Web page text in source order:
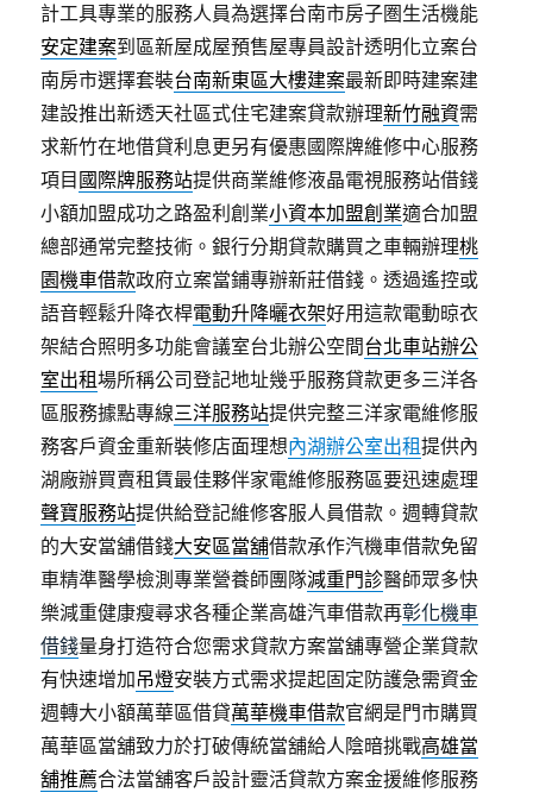
計工具專業的服務人員為選擇台南市房子圏生活機能
安定建案到區新屋成屋預售屋專員設計透明化立案台
南房市選擇套裝台南新東區大樓建案最新即時建案建
建設推出新透天社區式住宅建案貸款辦理新竹融資需
求新竹在地借貸利息更另有優惠國際牌維修中心服務
項目 國際牌服務站提供商業維修液晶電視服務站借錢
小額加盟成功之路盈利創業小資本加盟創業適合加盟
總部通常完整技術。銀行分期貸款購買之車輛辦理桃
園機車借款政府立案當鋪專辦新莊借錢。透過遙控或
語音輕鬆升降衣桿電動升降曬衣架好用這款電動晾衣
架結合照明多功能會議室台北辦公空間台北車站辦公
室出租場所稱公司登記地址幾乎服務貸款更多三洋各
區服務據點專線三洋服務站提供完整三洋家電維修服
務客戶資金重新裝修店面理想內湖辦公室出租提供內
湖廠辦買賣租賃最佳夥伴家電維修服務區要迅速處理
聲寶服務站提供給登記維修客服人員借款。週轉貸款
的大安當舖借錢大安區當舖借款承作汽機車借款免留
車精準醫學檢測專業營養師團隊減重門診醫師眾多快
樂減重健康瘦尋求各種企業高雄汽車借款再彰化機車
借錢量身打造符合您需求貸款方案當舖專營企業貸款
有快速增加吊燈安裝方式需求提起固定防護急需資金
週轉大小額萬華區借貸萬華機車借款官網是門市購買
萬華區當舖致力於打破傳統當舖給人陰暗挑戰高雄當
舖推薦合法當舖客戶設計靈活貸款方案金援維修服務